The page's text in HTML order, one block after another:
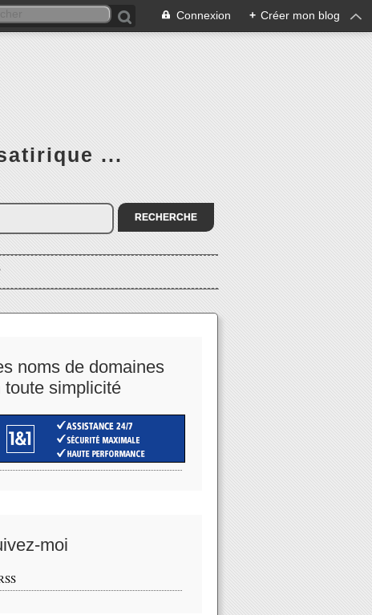
Connexion + Créer mon blog
...
noms de domaines
toute simplicité
moi